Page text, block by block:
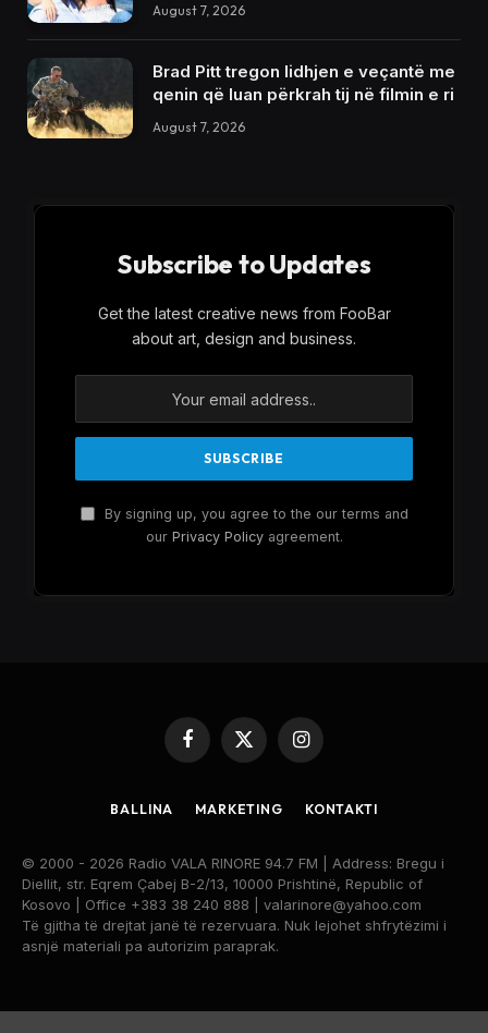
August 7, 2026
Brad Pitt tregon lidhjen e veçantë me
qenin që luan përkrah tij në filmin e ri
August 7, 2026
Subscribe to Updates
Get the latest creative news from FooBar
about art, design and business.
By signing up, you agree to the our terms and
our Privacy Policyagreement.
Facebook
X
Instagram
BALLINA MARKETING KONTAKTI
© 2000 - 2026 Radio VALA RINORE 94.7 FM | Address: Bregu i
Diellit, str. Eqrem Çabej B-2/13, 10000 Prishtinë, Republic of
Kosovo | Office +383 38 240 888 | valarinore@yahoo.com
Të gjitha të drejtat janë të rezervuara. Nuk lejohet shfrytëzimi i
asnjë materiali pa autorizim paraprak.